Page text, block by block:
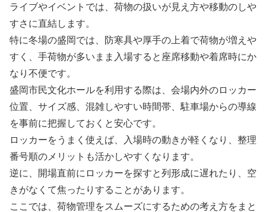
ライブやイベントでは、荷物の扱いが見え方や移動のしや
すさに直結します。
特に冬場の盛岡では、防寒具や厚手の上着で荷物が増えや
すく、手荷物が多いまま入場すると座席移動や着席時にか
なり不便です。
盛岡市民文化ホールを利用する際は、会場内外のロッカー
位置、サイズ感、混雑しやすい時間帯、駐車場からの導線
を事前に把握しておくと安心です。
ロッカーをうまく使えば、入場時の動きが軽くなり、整理
番号順のメリットも活かしやすくなります。
逆に、開場直前にロッカーを探すと列形成に遅れたり、空
きがなくて焦ったりすることがあります。
ここでは、荷物管理をスムーズにするための考え方をまと